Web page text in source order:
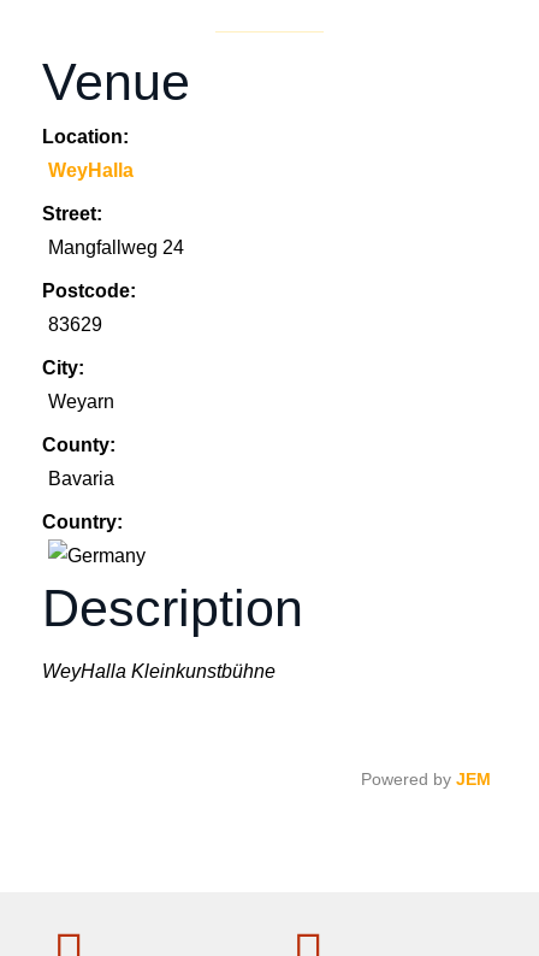
Venue
Location:
WeyHalla
Street:
Mangfallweg 24
Postcode:
83629
City:
Weyarn
County:
Bavaria
Country:
Description
WeyHalla Kleinkunstbühne
Powered by JEM